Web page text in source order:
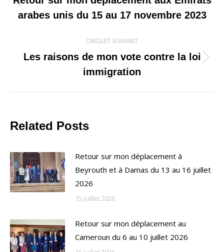
commentaire
Onglet
précédent
arabes unis du 15 au 17 novembre 2023
ONGLET SUIVANT
Onglet
suivant
Les raisons de mon vote contre la loi
immigration
Related Posts
Retour sur mon déplacement à
Beyrouth et à Damas du 13 au 16 juillet
2026
15 juillet 2026
Retour sur mon déplacement au
Cameroun du 6 au 10 juillet 2026